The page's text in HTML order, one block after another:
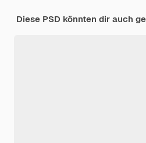
Diese PSD könnten dir auch